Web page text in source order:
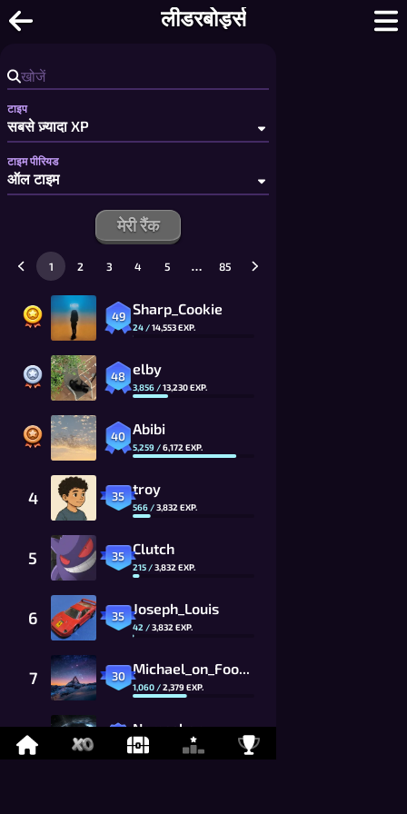
लीडरबोर्ड्स
टिक टैक टो - फ्री 2 प्लेयर टिक टैक टो: बड़े
टाइप
टाइम पीरियड
मेरी रैंक
49 Sharp_Cookie
24 /14,553EXP.
48 elby
3,856 /13,230EXP.
40 Abibi
5,259 /6,172 EXP.
4 35 troy
566 /3,832 EXP.
5 35 Clutch
215 /3,832 EXP.
6 35 Joseph_Louis
42 /3,832 EXP.
7 30 Michael_on_Foony
1,060 /2,379EXP.
8 Namaskar
869 EXP.
1 2 3 4 5 … 85